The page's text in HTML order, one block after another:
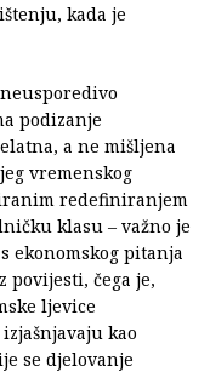
kada je
podizanje
a ne mišljena
vremenskog
redefiniranjem
klasu – važno je
ekonomskog pitanja
čega je,
ljevice
kao
se djelovanje